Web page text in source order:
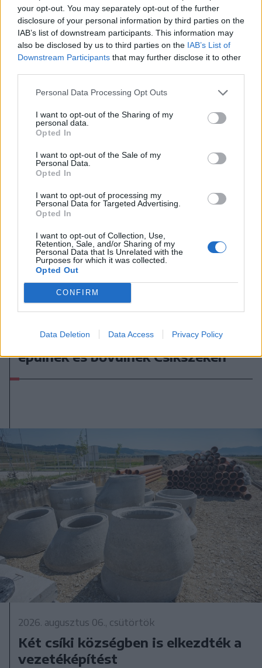
your opt-out. You may separately opt-out of the further
disclosure of your personal information by third parties on the
IAB’s list of downstream participants. This information may
also be disclosed by us to third parties on the IAB’s List of
Downstream Participants that may further disclose it to other
Personal Data Processing Opt Outs
I want to opt-out of the Sharing of my
personal data.
Opted In
I want to opt-out of the Sale of my
Personal Data.
Opted In
I want to opt-out of processing my
Personal Data for Targeted Advertising.
Opted In
I want to opt-out of Collection, Use,
Retention, Sale, and/or Sharing of my
Personal Data that Is Unrelated with the
Purposes for which it was collected.
Opted Out
CONFIRM
Data Deletion Data Access Privacy Policy
A rovat további cikkei
Újabb víz- és szennyvízhálózatok
épülnek és bővülnek Csíkszéken
2026. augusztus 06., csütörtök
Két csíki községben is elkezdték a
vezetéképítést